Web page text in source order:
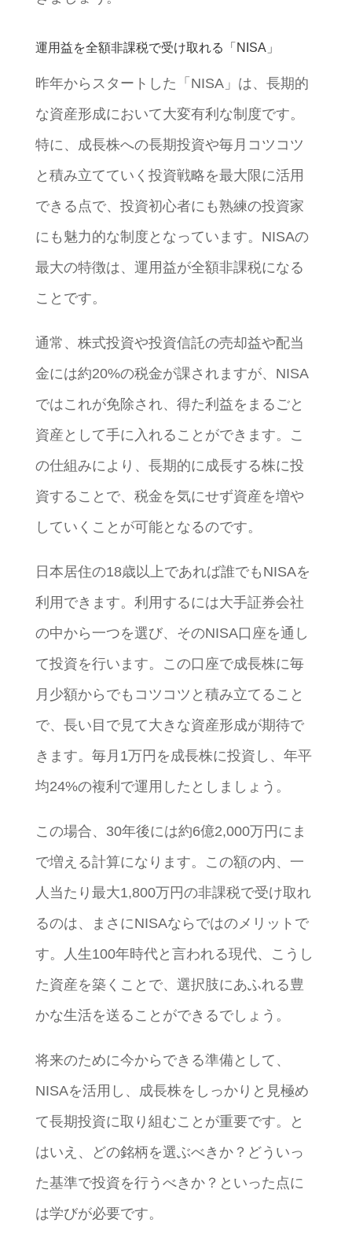
運用益を全額非課税で受け取れる「NISA」
昨年からスタートした「NISA」は、長期的
な資産形成において大変有利な制度です。
特に、成長株への長期投資や毎月コツコツ
と積み立てていく投資戦略を最大限に活用
できる点で、投資初心者にも熟練の投資家
にも魅力的な制度となっています。NISAの
最大の特徴は、運用益が全額非課税になる
ことです。
通常、株式投資や投資信託の売却益や配当
金には約20%の税金が課されますが、NISA
ではこれが免除され、得た利益をまるごと
資産として手に入れることができます。こ
の仕組みにより、長期的に成長する株に投
資することで、税金を気にせず資産を増や
していくことが可能となるのです。
日本居住の18歳以上であれば誰でもNISAを
利用できます。利用するには大手証券会社
の中から一つを選び、そのNISA口座を通し
て投資を行います。この口座で成長株に毎
月少額からでもコツコツと積み立てること
で、長い目で見て大きな資産形成が期待で
きます。毎月1万円を成長株に投資し、年平
均24%の複利で運用したとしましょう。
この場合、30年後には約6億2,000万円にま
で増える計算になります。この額の内、一
人当たり最大1,800万円の非課税で受け取れ
るのは、まさにNISAならではのメリットで
す。人生100年時代と言われる現代、こうし
た資産を築くことで、選択肢にあふれる豊
かな生活を送ることができるでしょう。
将来のために今からできる準備として、
NISAを活用し、成長株をしっかりと見極め
て長期投資に取り組むことが重要です。と
はいえ、どの銘柄を選ぶべきか？どういっ
た基準で投資を行うべきか？といった点に
は学びが必要です。